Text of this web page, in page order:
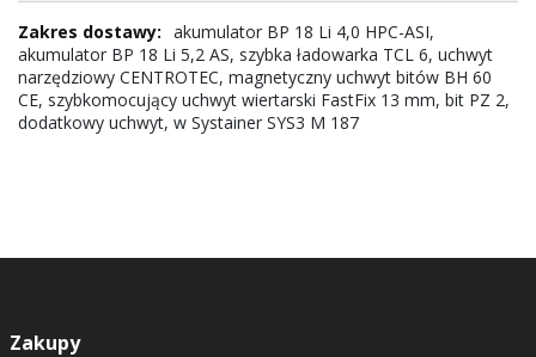
akumulator BP 18 Li 4,0 HPC-ASI,
akumulator BP 18 Li 5,2 AS, szybka ładowarka TCL 6, uchwyt
narzędziowy CENTROTEC, magnetyczny uchwyt bitów BH 60
CE, szybkomocujący uchwyt wiertarski FastFix 13 mm, bit PZ 2,
dodatkowy uchwyt, w Systainer SYS3 M 187
Zakupy